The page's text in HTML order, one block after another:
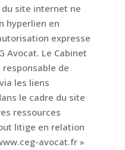
site internet ne
hyperlien en
expresse
Avocat. Le Cabinet
de
les liens
le cadre du site
ressources
litige en relation
avocat.fr »